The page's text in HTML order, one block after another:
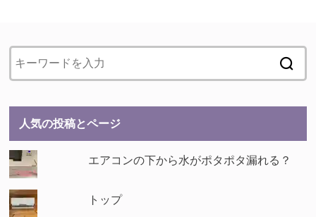
人気の投稿とページ
エアコンの下から水がポタポタ漏れる？
トップ